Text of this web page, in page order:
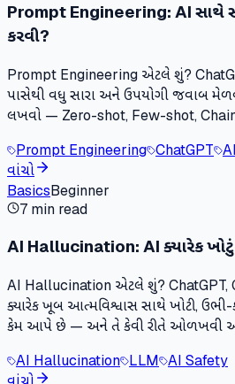
Prompt Engineering: AI સાથે
કરવી?
Prompt Engineering એટલે શું?
પાસેથી વધુ સારા અને ઉપયોગી જવાબ
લખવો — Zero-shot, Few-shot,
Prompt Engineering ChatGPT AI
વાંચો
BasicsBeginner
7 min read
AI Hallucination: AI ક્યારેક
AI Hallucination એટલે શું? ChatGPT,
ક્યારેક ખૂબ આત્મવિશ્વાસ સાથે ખોટી,
કેમ આપે છે — અને તે કેવી રીતે ઓળખવી
AI Hallucination LLM AI Safety